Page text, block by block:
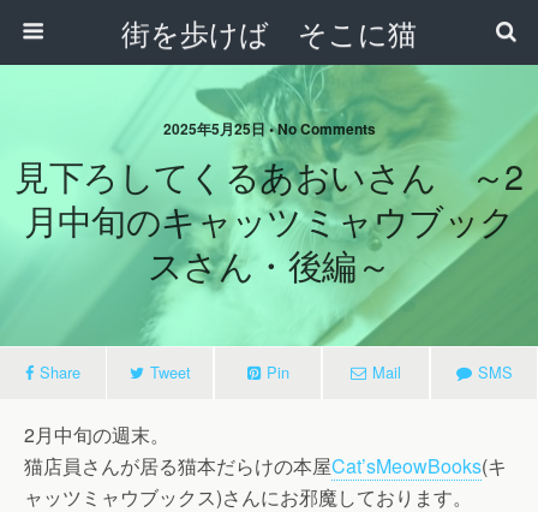
街を歩けば そこに猫
2025年5月25日 • No Comments
見下ろしてくるあおいさん ～2
月中旬のキャッツミャウブック
スさん・後編～
Share Tweet Pin Mail SMS
2月中旬の週末。
猫店員さんが居る猫本だらけの本屋Cat’sMeowBooks(キ
ャッツミャウブックス)さんにお邪魔しております。